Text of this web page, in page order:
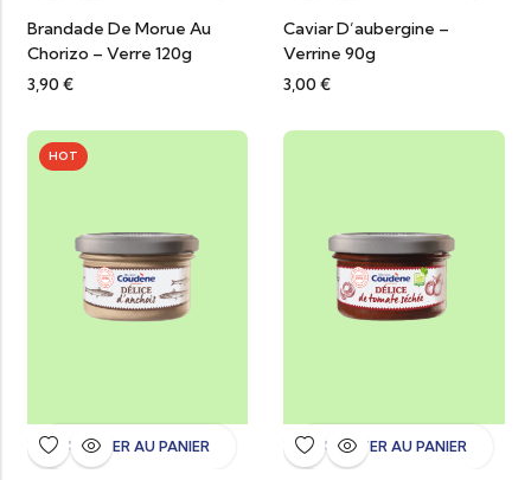
Brandade De Morue Au
Chorizo – Verre 120g
3,90 €
Caviar D’aubergine –
Verrine 90g
3,00 €
HOT
AJOUTER AU PANIER AJOUTER AU PANIER